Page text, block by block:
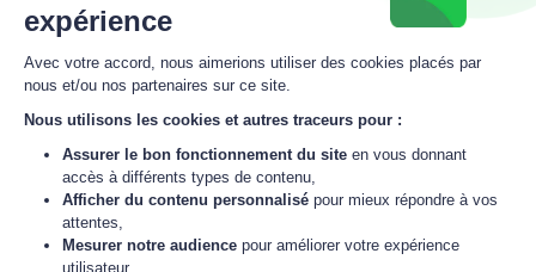
expérience
Avec votre accord, nous aimerions utiliser des cookies placés par
nous et/ou nos partenaires sur ce site.
Nous utilisons les cookies et autres traceurs pour :
Assurer le bon fonctionnement du site en vous donnant
accès à différents types de contenu,
Afficher du contenu personnalisé pour mieux répondre à vos
attentes,
Mesurer notre audience pour améliorer votre expérience
utilisateur,
boisreduc
M'inscrire
J'accepte la politique de données personnellesde boisreduc.
© 2021 - 2026 boisreduc
L'énergie est notre avenir,
économisons-là !